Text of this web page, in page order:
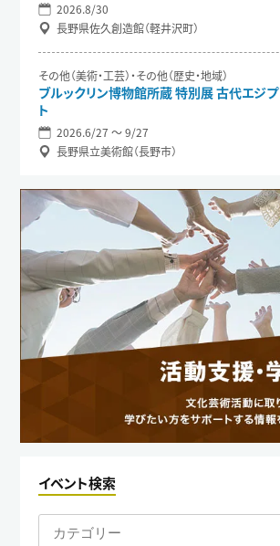
2026.8/30
長野県佐久創造館（軽井沢町）
その他（美術・工芸）・その他（歴史・地域）
ブルックリン博物館所蔵 特別展 古代エジプ
ト
2026.6/27 〜 9/27
長野県立美術館（長野市）
イベント検索